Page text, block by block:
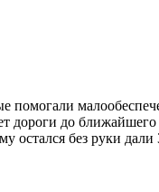
помогали
дороги до
без руки